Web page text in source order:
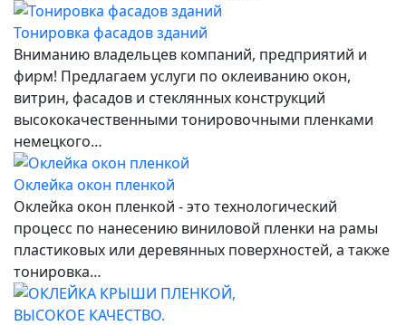
Тонировка фасадов зданий
Вниманию владельцев компаний, предприятий и
фирм! Предлагаем услуги по оклеиванию окон,
витрин, фасадов и стеклянных конструкций
высококачественными тонировочными пленками
немецкого…
Оклейка окон пленкой
Оклейка окон пленкой - это технологический
процесс по нанесению виниловой пленки на рамы
пластиковых или деревянных поверхностей, а также
тонировка…